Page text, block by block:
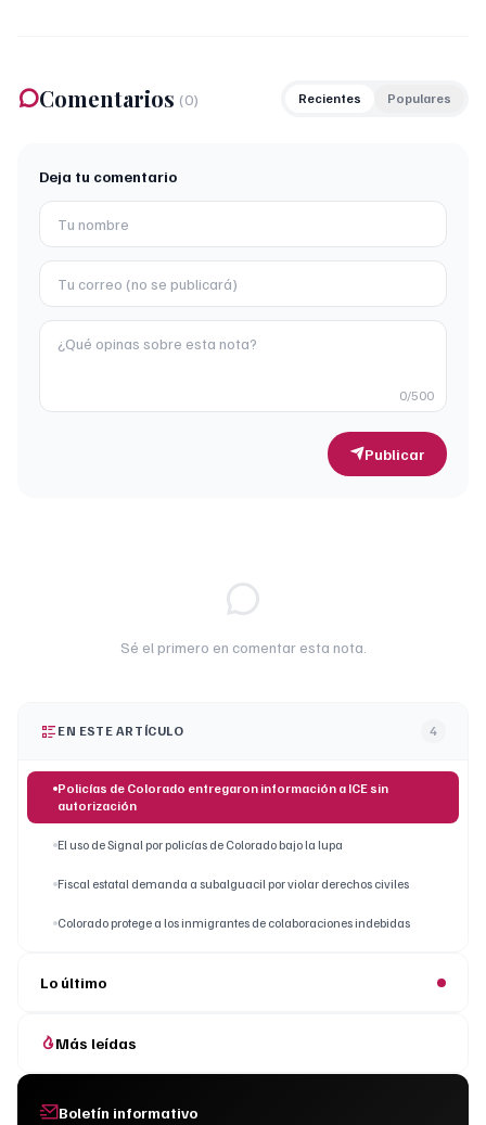
Comentarios (0) Recientes Populares
Deja tu comentario
0/500
Publicar
Sé el primero en comentar esta nota.
EN ESTE ARTÍCULO 4
Policías de Colorado entregaron información a ICE sin
autorización
El uso de Signal por policías de Colorado bajo la lupa
Fiscal estatal demanda a subalguacil por violar derechos civiles
Colorado protege a los inmigrantes de colaboraciones indebidas
Lo último
Más leídas
Boletín informativo